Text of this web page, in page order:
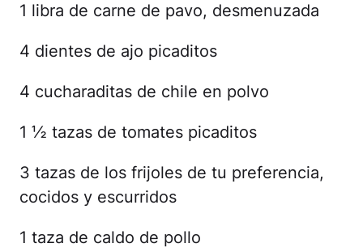
1 libra de carne de pavo, desmenuzada
4 dientes de ajo picaditos
4 cucharaditas de chile en polvo
1 ½ tazas de tomates picaditos
3 tazas de los frijoles de tu preferencia,
cocidos y escurridos
1 taza de caldo de pollo